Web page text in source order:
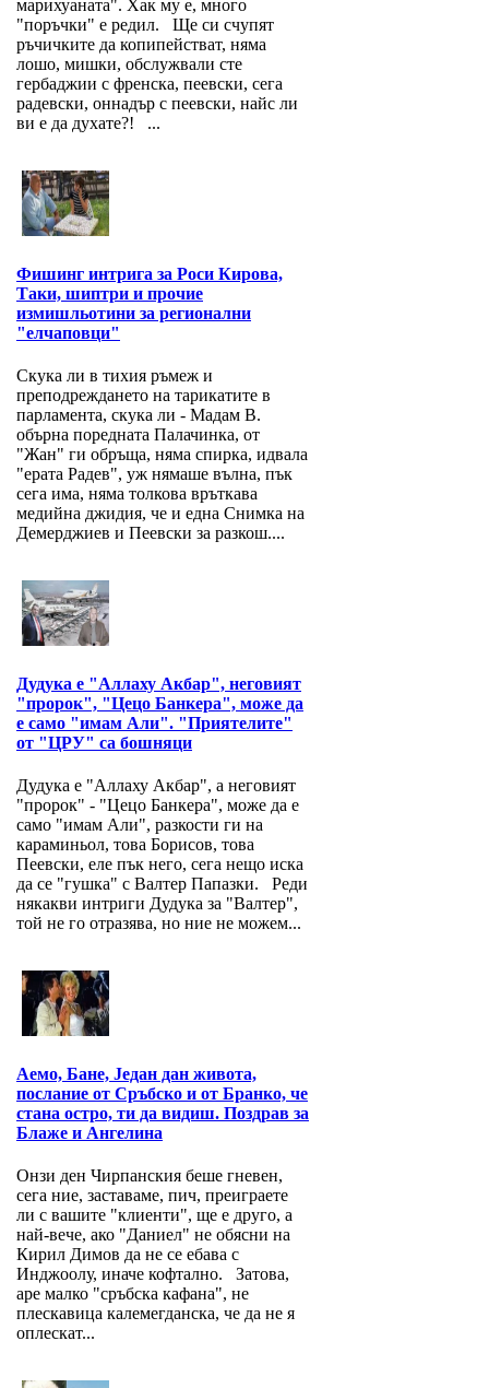
марихуаната". Хак му е, много
"поръчки" е редил. Ще си счупят
ръчичките да копипействат, няма
лошо, мишки, обслужвали сте
гербаджии с френска, пеевски, сега
радевски, оннадър с пеевски, найс ли
ви е да духате?! ...
Фишинг интрига за Роси Кирова,
Таки, шиптри и прочие
измишльотини за регионални
"елчаповци"
Скука ли в тихия ръмеж и
преподреждането на тарикатите в
парламента, скука ли - Мадам В.
обърна поредната Палачинка, от
"Жан" ги обръща, няма спирка, идвала
"ерата Радев", уж нямаше вълна, пък
сега има, няма толкова връткава
медийна джидия, че и една Снимка на
Демерджиев и Пеевски за разкош....
Дудука е "Аллаху Акбар", неговият
"пророк", "Цецо Банкера", може да
е само "имам Али". "Приятелите"
от "ЦРУ" са бошняци
Дудука е "Аллаху Акбар", а неговият
"пророк" - "Цецо Банкера", може да е
само "имам Али", разкости ги на
караминьол, това Борисов, това
Пеевски, еле пък него, сега нещо иска
да се "гушка" с Валтер Папазки. Реди
някакви интриги Дудука за "Валтер",
той не го отразява, но ние не можем...
Аемо, Бане, Један дан живота,
послание от Сръбско и от Бранко, че
стана остро, ти да видиш. Поздрав за
Блаже и Ангелина
Онзи ден Чирпанския беше гневен,
сега ние, заставаме, пич, преиграете
ли с вашите "клиенти", ще е друго, а
най-вече, ако "Даниел" не обясни на
Кирил Димов да не се ебава с
Инджоолу, иначе кофтално. Затова,
аре малко "сръбска кафана", не
плескавица калемегданска, че да не я
оплескат...